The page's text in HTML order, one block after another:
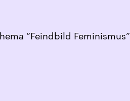
“Feindbild Feminismus”